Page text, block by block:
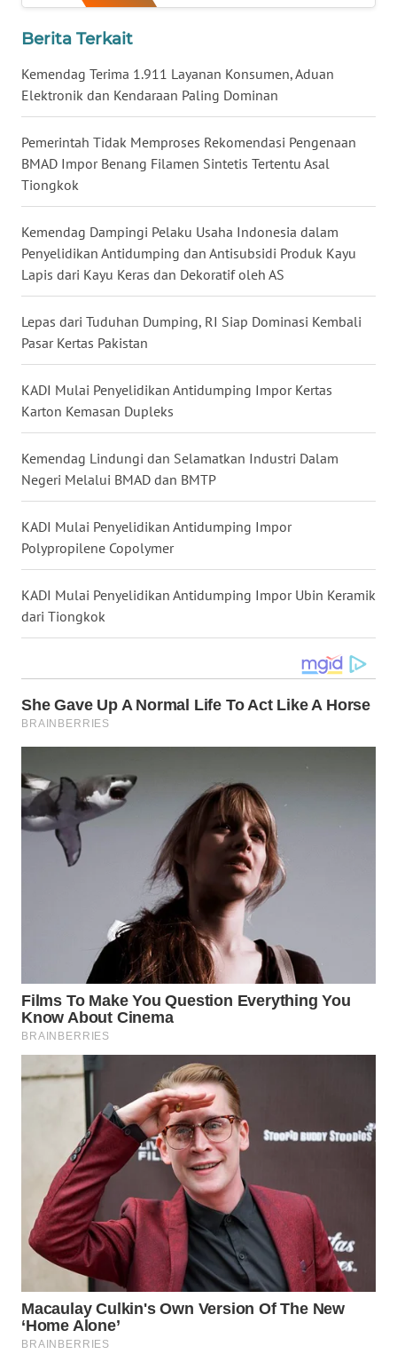
Berita Terkait
Kemendag Terima 1.911 Layanan Konsumen, Aduan
Elektronik dan Kendaraan Paling Dominan
Pemerintah Tidak Memproses Rekomendasi Pengenaan
BMAD Impor Benang Filamen Sintetis Tertentu Asal
Tiongkok
Kemendag Dampingi Pelaku Usaha Indonesia dalam
Penyelidikan Antidumping dan Antisubsidi Produk Kayu
Lapis dari Kayu Keras dan Dekoratif oleh AS
Lepas dari Tuduhan Dumping, RI Siap Dominasi Kembali
Pasar Kertas Pakistan
KADI Mulai Penyelidikan Antidumping Impor Kertas
Karton Kemasan Dupleks
Kemendag Lindungi dan Selamatkan Industri Dalam
Negeri Melalui BMAD dan BMTP
KADI Mulai Penyelidikan Antidumping Impor
Polypropilene Copolymer
KADI Mulai Penyelidikan Antidumping Impor Ubin Keramik
dari Tiongkok
NUSANTARA
WN
JATIM
BALI
WN
WN
KALTENG
WN
KALTARA
WN
KALSEL
WN
KALTIM
WN
WN
GORONTALO
WN
WN
MALUKU
WN
DANAU
TOBA
WN
LANGKAT
WN
TAPANULI
SELATAN
WN
TANJUNG
LESUNG